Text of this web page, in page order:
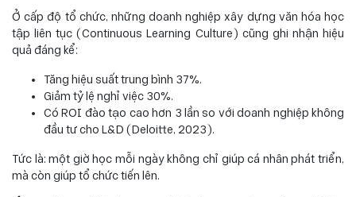
Ở cấp độ tổ chức, những doanh nghiệp xây dựng văn hóa học
tập liên tục (Continuous Learning Culture) cũng ghi nhận hiệu
quả đáng kể:
Tăng hiệu suất trung bình 37%.
Giảm tỷ lệ nghỉ việc 30%.
Có ROI đào tạo cao hơn 3 lần so với doanh nghiệp không
đầu tư cho L&D (Deloitte, 2023).
Tức là: một giờ học mỗi ngày không chỉ giúp cá nhân phát triển,
mà còn giúp tổ chức tiến lên.